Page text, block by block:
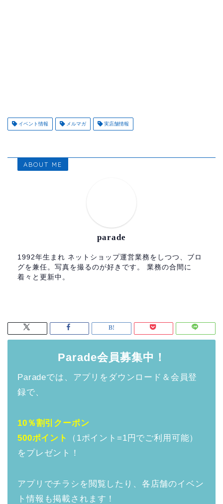
イベント情報 メルマガ 実店舗情報
ABOUT ME
parade
1992年生まれ ネットショップ運営業務をしつつ、ブロ
グを兼任。写真を撮るのが好きです。 業務の合間に
着々と更新中。
Parade会員募集中！
Paradeでは、アプリをダウンロード＆会員登
録で、
10％割引クーポン
500ポイント
（1ポイント=1円でご利用可能）
をプレゼント！
アプリでチラシを閲覧したり、各店舗のイベン
ト情報も掲載されます！